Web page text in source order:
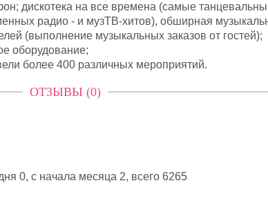
дискотека на все времена (самые
радио - и музТВ-хитов), обширная
(выполнение музыкальных заказов от гостей);
оборудование;
более 400 различных мероприятий.
ОТЗЫВЫ (0)
0, с начала месяца 2, всего 6265